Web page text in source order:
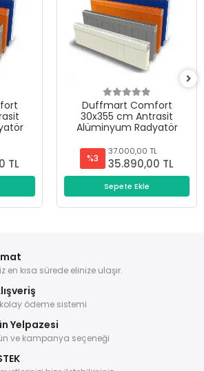
TL
Duffmart Comfort
30x355 cm Antrasit
Alüminyum Radyatör
%3
37.000,00 TL
35.890,00 TL
Sepete Ekle
en kısa sürede elinize ulaşır.
ödeme sistemi
Yelpazesi
ve kampanya seçeneği